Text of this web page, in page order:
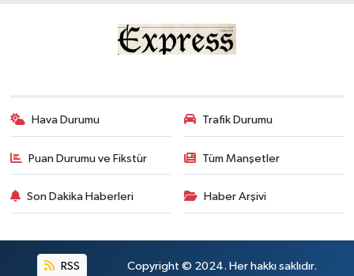
Hava Durumu Trafik Durumu
Puan Durumu ve Fikstür Tüm Manşetler
Son Dakika Haberleri Haber Arşivi
RSS Copyright © 2024. Her hakkı saklıdır.